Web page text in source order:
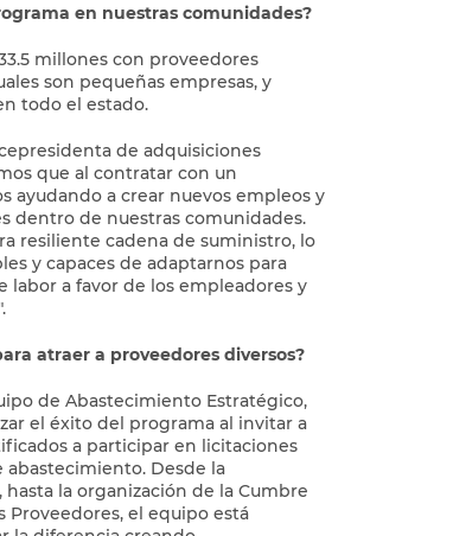
en nuestras comunidades?
millones con proveedores
son pequeñas empresas, y
todo el estado.
de adquisiciones
que al contratar con un
ayudando a crear nuevos empleos y
dentro de nuestras comunidades.
resiliente cadena de suministro, lo
y capaces de adaptarnos para
labor a favor de los empleadores y
atraer a proveedores diversos?
de Abastecimiento Estratégico,
el éxito del programa al invitar a
a participar en licitaciones
Desde la
la organización de la Cumbre
Proveedores, el equipo está